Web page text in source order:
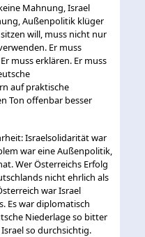
Mahnung, Israel
Außenpolitik klüger
will, muss nicht nur
Er muss
muss erklären. Er muss
auf praktische
Ton offenbar besser
Israelsolidarität war
war eine Außenpolitik,
Wer Österreichs Erfolg
nicht ehrlich als
war Israel
Es war diplomatisch
Niederlage so bitter
so durchsichtig.